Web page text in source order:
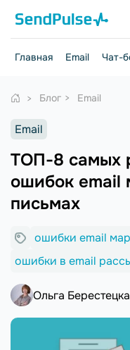
Главная Email Чат-
Блог Email
Email
ТОП-8 самых
ошибок email
письмах
ошибки email
ошибки в email
Ольга